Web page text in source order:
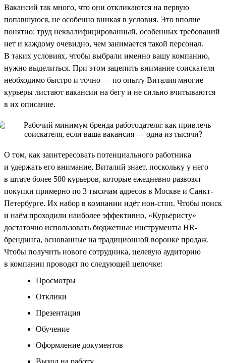
Вакансий так много, что они откликаются на первую
попавшуюся, не особенно вникая в условия. Это вполне
понятно: труд неквалифицированный, особенных требований
нет и каждому очевидно, чем занимается такой персонал.
В таких условиях, чтобы выбрали именно вашу компанию,
нужно выделиться. При этом зацепить внимание соискателя
необходимо быстро и точно — по опыту Виталия многие
курьеры листают вакансии на бегу и не сильно вчитываются
в их описание.
О том, как заинтересовать потенциального работника
и удержать его внимание, Виталий знает, поскольку у него
в штате более 500 курьеров, которые ежедневно развозят
покупки примерно по 3 тысячам адресов в Москве и Санкт-
Петербурге. Их набор в компании идёт нон-стоп. Чтобы поиск
и наём проходили наиболее эффективно, «Курьеристу»
достаточно использовать бюджетные инструменты HR-
брендинга, основанные на традиционной воронке продаж.
Чтобы получить нового сотрудника, целевую аудиторию
в компании проводят по следующей цепочке:
Просмотры
Отклики
Презентация
Обучение
Оформление документов
Выход на работу